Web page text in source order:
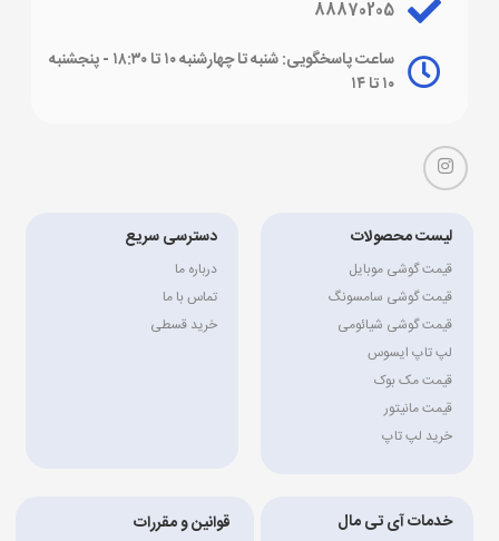
88870205
ساعت پاسخگویی: شنبه تا چهارشنبه ۱۰ تا ۱۸:۳۰ - پنجشنبه
۱۰ تا ۱۴
لیست محصولات
قیمت گوشی موبایل
قیمت گوشی سامسونگ
قیمت گوشی شیائومی
لپ تاپ ایسوس
قیمت مک بوک
قیمت مانیتور
خرید لپ تاپ
دسترسی سریع
درباره ما
تماس با ما
خرید قسطی
خدمات آی تی مال قوانین و مقررات